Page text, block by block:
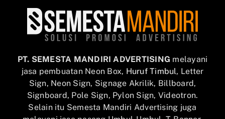
PT. SEMESTA MANDIRI ADVERTISING melayani
jasa pembuatan Neon Box, Huruf Timbul, Letter
Sign, Neon Sign, Signage Akrilik, Billboard,
Signboard, Pole Sign, Pylon Sign, Videotron.
Selain itu Semesta Mandiri Advertising juga